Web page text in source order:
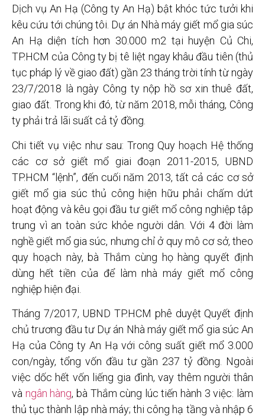
Dịch vụ An Hạ (Công ty An Hạ) bật khóc tức tưởi khi
kêu cứu tới chúng tôi. Dự án Nhà máy giết mổ gia súc
An Hạ diện tích hơn 30.000 m2 tại huyện Củ Chi,
TP.HCM của Công ty bị tê liệt ngay khâu đầu tiên (thủ
tục pháp lý về giao đất) gần 23 tháng trời tính từ ngày
23/7/2018 là ngày Công ty nộp hồ sơ xin thuê đất,
giao đất. Trong khi đó, từ năm 2018, mỗi tháng, Công
ty phải trả lãi suất cả tỷ đồng.
Chi tiết vụ việc như sau: Trong Quy hoạch Hệ thống
các cơ sở giết mổ giai đoạn 2011-2015, UBND
TP.HCM “lệnh”, đến cuối năm 2013, tất cả các cơ sở
giết mổ gia súc thủ công hiện hữu phải chấm dứt
hoạt động và kêu gọi đầu tư giết mổ công nghiệp tập
trung vì an toàn sức khỏe người dân. Với 4 đời làm
nghề giết mổ gia súc, nhưng chỉ ở quy mô cơ sở, theo
quy hoạch này, bà Thắm cùng họ hàng quyết định
dùng hết tiền của để làm nhà máy giết mổ công
nghiệp hiện đại.
Tháng 7/2017, UBND TP.HCM phê duyệt Quyết định
chủ trương đầu tư Dự án Nhà máy giết mổ gia súc An
Hạ của Công ty An Hạ với công suất giết mổ 3.000
con/ngày, tổng vốn đầu tư gần 237 tỷ đồng. Ngoài
việc dốc hết vốn liếng gia đình, vay thêm người thân
và ngân hàng, bà Thắm cùng lúc tiến hành 3 việc: làm
thủ tục thành lập nhà máy; thi công hạ tầng và nhập 6